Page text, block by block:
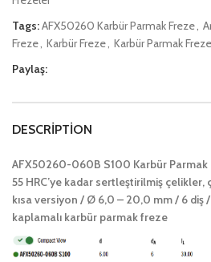
Tags:AFX50260 Karbür Parmak Freze
Freze Karbür Freze Karbür Parmak Freze
Paylaş:
DESCRIPTION
AFX50260-060B S100 Karbür Parmak
55 HRC’ye kadar sertleştirilmiş
kısa versiyon / Ø 6,0 – 20,0 mm / 6 diş /
kaplamalı karbür parmak freze